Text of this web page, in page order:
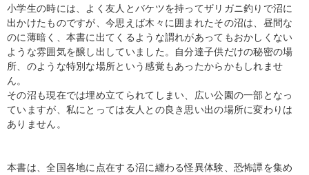
小学生の時には、よく友人とバケツを持ってザリガニ釣りで沼に
出かけたものですが、今思えば木々に囲まれたその沼は、昼間な
のに薄暗く、本書に出てくるような謂れがあってもおかしくない
ような雰囲気を醸し出していました。自分達子供だけの秘密の場
所、のような特別な場所という感覚もあったからかもしれませ
ん。
その沼も現在では埋め立てられてしまい、広い公園の一部となっ
ていますが、私にとっては友人との良き思い出の場所に変わりは
ありません。
本書は、全国各地に点在する沼に纏わる怪異体験、恐怖譚を集め